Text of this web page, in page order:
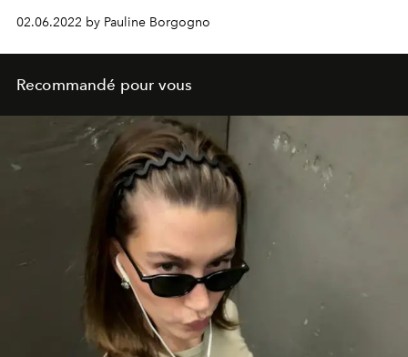
02.06.2022 by Pauline Borgogno
Recommandé pour vous